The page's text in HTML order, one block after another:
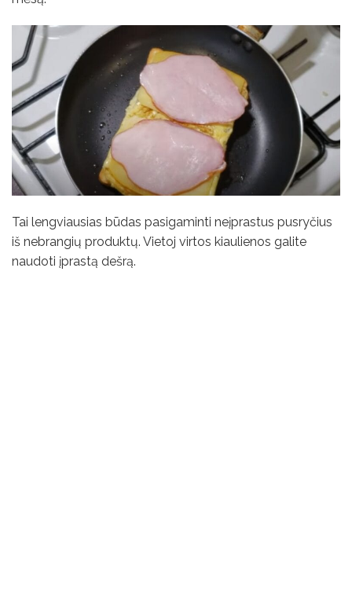
Tai lengviausias būdas pasigaminti neįprastus pusryčius
iš nebrangių produktų. Vietoj virtos kiaulienos galite
naudoti įprastą dešrą.